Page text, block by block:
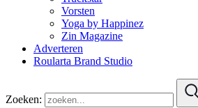
Vorsten
Yoga by Happinez
Zin Magazine
Adverteren
Roularta Brand Studio
Zoeken: